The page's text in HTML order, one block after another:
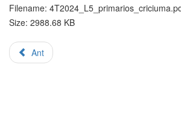
Filename:
Size: 2988.68 KB
Ant